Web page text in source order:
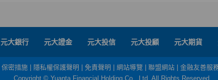
元大銀行 元大證金 元大投信 元大投顧 元大期貨
保密措施 隱私權保護聲明 免責聲明 網站導覽 聯盟網站
金融友善服
Copyright © Yuanta Financial Holding Co., Ltd. All Rights Reserved.